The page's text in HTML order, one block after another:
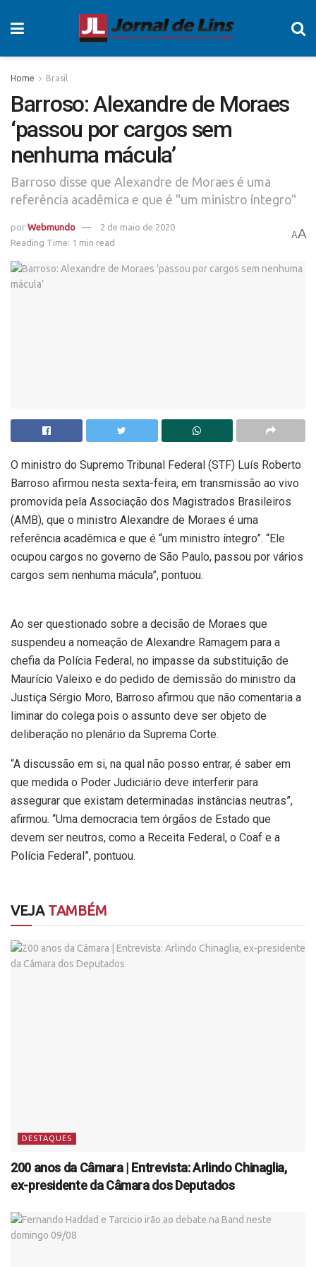
Home Brasil
Barroso: Alexandre de Moraes
‘passou por cargos sem
nenhuma mácula’
Barroso disse que Alexandre de Moraes é uma
referência acadêmica e que é "um ministro íntegro"
por Webmundo
2 de maio de 2020
Reading Time: 1 min read
AA
O ministro do Supremo Tribunal Federal (STF) Luís Roberto
Barroso afirmou nesta sexta-feira, em transmissão ao vivo
promovida pela Associação dos Magistrados Brasileiros
(AMB), que o ministro Alexandre de Moraes é uma
referência acadêmica e que é “um ministro íntegro”. “Ele
ocupou cargos no governo de São Paulo, passou por vários
cargos sem nenhuma mácula”, pontuou.
Ao ser questionado sobre a decisão de Moraes que
suspendeu a nomeação de Alexandre Ramagem para a
chefia da Polícia Federal, no impasse da substituição de
Maurício Valeixo e do pedido de demissão do ministro da
Justiça Sérgio Moro, Barroso afirmou que não comentaria a
liminar do colega pois o assunto deve ser objeto de
deliberação no plenário da Suprema Corte.
“A discussão em si, na qual não posso entrar, é saber em
que medida o Poder Judiciário deve interferir para
assegurar que existam determinadas instâncias neutras”,
afirmou. “Uma democracia tem órgãos de Estado que
devem ser neutros, como a Receita Federal, o Coaf e a
Polícia Federal”, pontuou.
VEJATAMBÉM
DESTAQUES
200 anos da Câmara | Entrevista: Arlindo Chinaglia,
ex-presidente da Câmara dos Deputados